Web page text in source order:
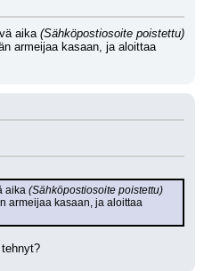
aika (Sähköpostiosoite poistettu)
armeijaa kasaan, ja aloittaa
aika (Sähköpostiosoite poistettu)
armeijaa kasaan, ja aloittaa